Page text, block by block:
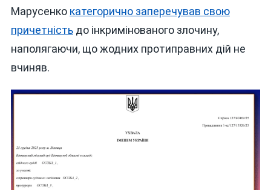
Марусенко категорично заперечував свою
причетністьдо інкримінованого злочину,
наполягаючи, що жодних протиправних дій не
вчиняв.